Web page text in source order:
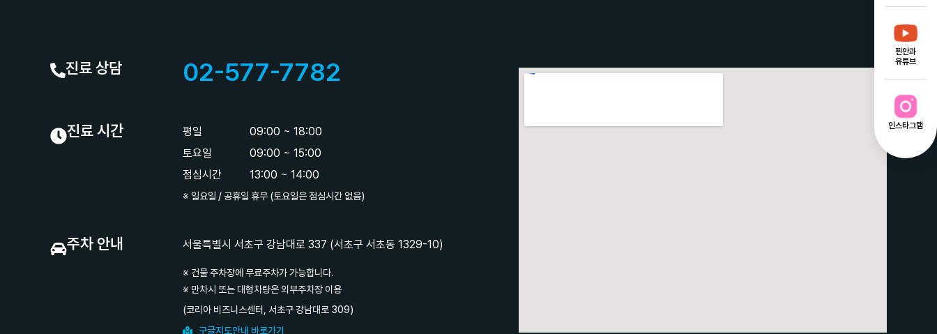
진료 상담 02-577-7782
진료 시간
평일
토요일
점심시간
09:00 ~ 18:00
09:00 ~ 15:00
13:00 ~ 14:00
※ 일요일 / 공휴일 휴무 (토요일은 점심시간 없음)
주차 안내 서울특별시 서초구 강남대로 337 (서초구 서초동 1329-10)
※ 건물 주차장에 무료주차가 가능합니다.
※ 만차시 또는 대형차량은 외부주차장 이용
(코리아 비즈니스센터, 서초구 강남대로 309)
구글지도안내 바로가기
찐안과
유튜브
인스타그램